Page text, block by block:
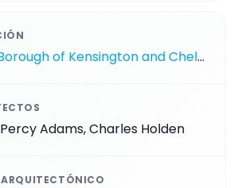
Royal Borough of Kensington and Chelsea
Adams, Charles Holden